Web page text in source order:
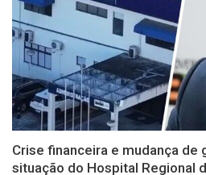
Crise financeira e mudança de
situação do Hospital Regional